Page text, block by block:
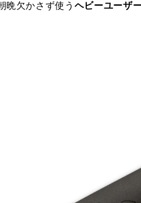
晩欠かさず使う ヘビーユーザ